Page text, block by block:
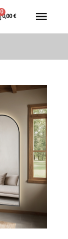
0,00 €